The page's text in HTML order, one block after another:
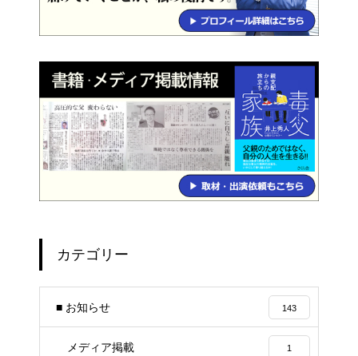
カテゴリー
■ お知らせ 143
メディア掲載 1